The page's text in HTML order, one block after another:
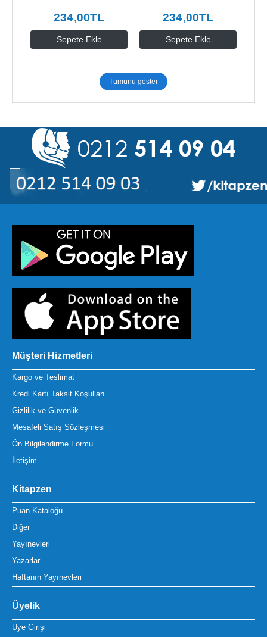
Sepete Ekle
234,00TL
Sepete Ekle
234,00TL
Tümünü göster
Müşteri Hizmetleri
Kargo ve Teslimat
Kredi Kartı Taksit Koşulları
Gizlilik ve Güvenlik
Mesafeli Satış Sözleşmesi
Ön Bilgilendirme Formu
İletişim
Kitapzen
Puan Kataloğu
Diğer
Yayınevleri
Yazarlar
Haftanın Yayınevleri
Üyelik
Üye Girişi